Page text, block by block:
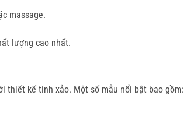
massage.
lượng cao nhất.
thiết kế tinh xảo. Một số mẫu nổi bật bao gồm: